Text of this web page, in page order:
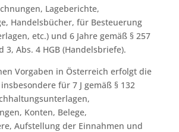
Lageberichte,
Handelsbücher, für Besteuerung
etc.) und 6 Jahre gemäß § 257
3, Abs. 4 HGB (Handelsbriefe).
Vorgaben in Österreich erfolgt die
für 7 J gemäß § 132
Konten, Belege,
Aufstellung der Einnahmen und